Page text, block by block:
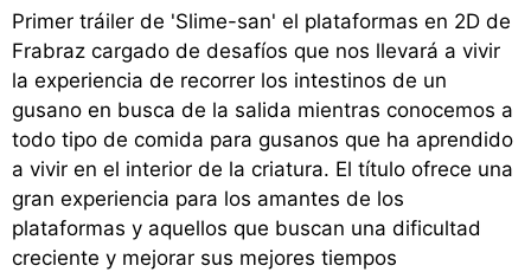
Primer tráiler de 'Slime-san' el plataformas en 2D de
Frabraz cargado de desafíos que nos llevará a vivir
la experiencia de recorrer los intestinos de un
gusano en busca de la salida mientras conocemos a
todo tipo de comida para gusanos que ha aprendido
a vivir en el interior de la criatura. El título ofrece una
gran experiencia para los amantes de los
plataformas y aquellos que buscan una dificultad
creciente y mejorar sus mejores tiempos